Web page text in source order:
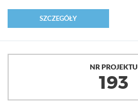
SZCZEGÓŁY
NR PROJEKTU
193